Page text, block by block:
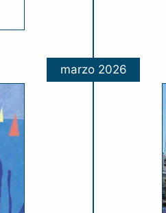
marzo 2026